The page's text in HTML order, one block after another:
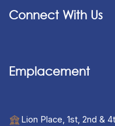
Connect With Us
Emplacement
Lion Place, 1st, 2nd &